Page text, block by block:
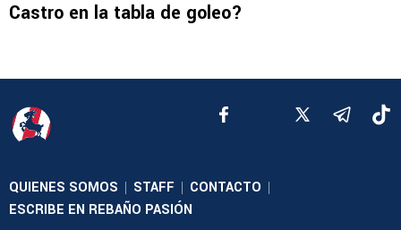
Castro en la tabla de goleo?
QUIENES SOMOS | STAFF | CONTACTO |
ESCRIBE EN REBAÑO PASIÓN